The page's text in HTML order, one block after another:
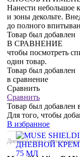
Нанести небольшое
и зоны декольте.
до полного
Товар был добавлен
В СРАВНЕНИЕ
чтобы посмотреть
один товар.
Товар был добавлен
в сравнение
Сравнить
Сравнить
Товар был добавлен
Для того, чтобы
В избранное
Дневной крем с